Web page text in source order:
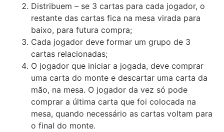
Distribuem – se 3 cartas para cada jogador, o
restante das cartas fica na mesa virada para
baixo, para futura compra;
Cada jogador deve formar um grupo de 3
cartas relacionadas;
O jogador que iniciar a jogada, deve comprar
uma carta do monte e descartar uma carta da
mão, na mesa. O jogador da vez só pode
comprar a última carta que foi colocada na
mesa, quando necessário as cartas voltam para
o final do monte.